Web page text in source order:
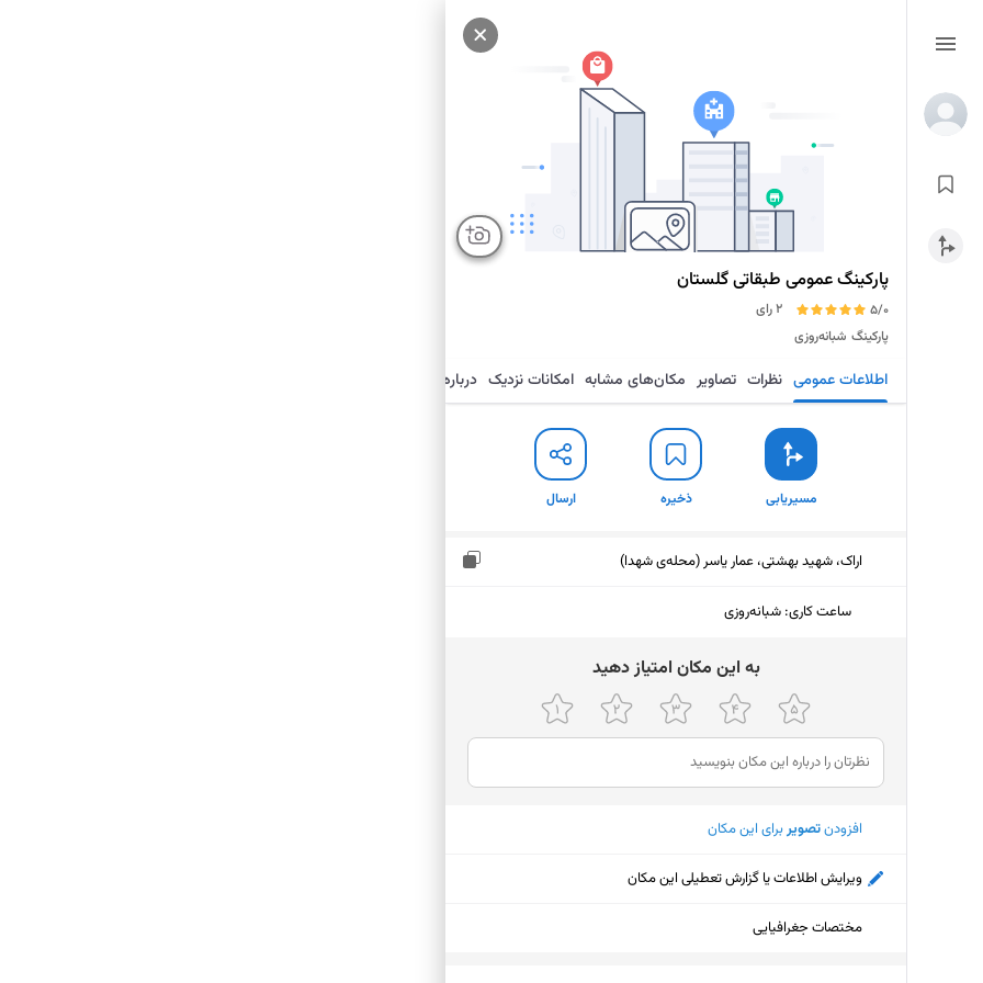
پارکینگ عمومی طبقاتی گلستان
5/0
2 رای
پارکینگ شبانه‌روزی
اطلاعات عمومی نظرات تصاویر مکان‌های مشابه امکانات نزدیک درباره
مسیریابی ذخیره ارسال
اراک، شهید بهشتی، عمار یاسر (محله‌ی شهدا)
ساعت کاری: شبانه‌روزی
ﺑﻪ اﯾﻦ ﻣﮑﺎن اﻣﺘﯿﺎز دﻫﯿﺪ
افزودنتصویربرای این مکان
ویرایش اطلاعات یا گزارش تعطیلی این مکان
مختصات جغرافیایی